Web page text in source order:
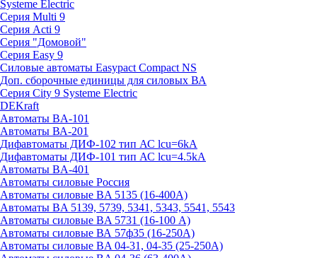
Systeme Electric
Серия Multi 9
Серия Acti 9
Серия "Домовой"
Серия Easy 9
Силовые автоматы Easypact Compact NS
Доп. сборочные единицы для силовых ВА
Серия City 9 Systeme Electric
DEKraft
Автоматы BA-101
Автоматы ВА-201
Дифавтоматы ДИФ-102 тип АС lcu=6kA
Дифавтоматы ДИФ-101 тип АС lcu=4.5kA
Автоматы BA-401
Автоматы силовые Россия
Автоматы силовые BA 5135 (16-400А)
Автоматы BA 5139, 5739, 5341, 5343, 5541, 5543
Автоматы силовые BA 5731 (16-100 А)
Автоматы силовые ВА 57ф35 (16-250А)
Автоматы силовые BA 04-31, 04-35 (25-250А)